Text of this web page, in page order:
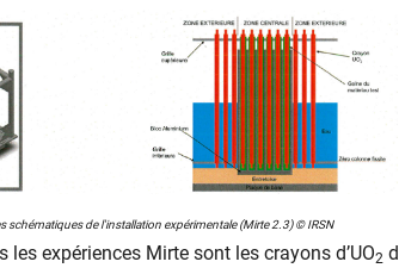
schématiques de l'installation expérimentale (Mirte 2.3) © IRSN
expériences Mirte sont les crayons d’UO2